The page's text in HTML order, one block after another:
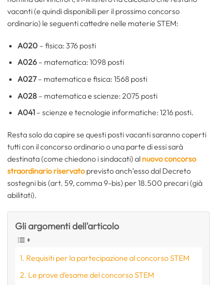
vacanti (e quindi disponibili per il prossimo concorso
ordinario) le seguenti cattedre nelle materie STEM:
A020– fisica: 376 posti
A026– matematica: 1098 posti
A027– matematica e fisica: 1568 posti
A028– matematica e scienze: 2075 posti
A041– scienze e tecnologie informatiche: 1216 posti.
Resta solo da capire se questi posti vacanti saranno coperti
tutti con il concorso ordinario o una parte di essi sarà
destinata (come chiedono i sindacati) al nuovo concorso
straordinario riservato previsto anch’esso dal Decreto
sostegni bis (art. 59, comma 9-bis) per 18.500 precari (già
abilitati).
Gli argomenti dell'articolo
Requisiti per la partecipazione al concorso STEM
Le prove d’esame del concorso STEM